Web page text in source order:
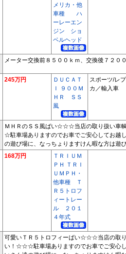
メリカ・他
車種 ハ
ーレーエン
ジン ショ
ベルヘッド
メーター交換前８５００ｋｍ、交換後７２０
245万円
ＤＵＣＡＴ
Ｉ ９００Ｍ
ＨＲ ＳＳ
風
スポーツ/レプ
カ／輸入車
ＭＨＲのＳＳ風ばい☆☆☆当店の取り扱い車
☆駐車場ありますのでお車でご安心してお
の遊び場に、なっちょりますけん暇な方は
168万円
ＴＲＩＵＭ
ＰＨ ＴＲＩ
ＵＭＰＨ・
他車種 Ｔ
Ｒ５トロフ
ィートレー
ル ２０１
４年式
可愛いＴＲ５トロフィーばい☆☆☆当店の取り
い！☆☆☆駐車場ありますのでお車でご安心